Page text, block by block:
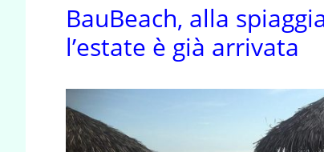
BauBeach, alla
l’estate è già arrivata